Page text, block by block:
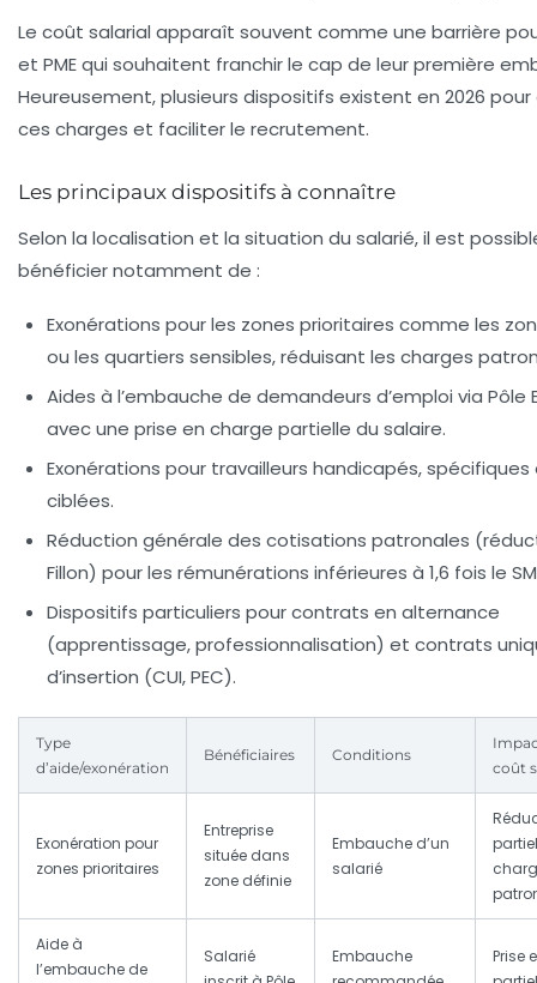
Le coût salarial apparaît souvent comme une barrière
et PME qui souhaitent franchir le cap de leur première
Heureusement, plusieurs dispositifs existent en 2026 pour
ces charges et faciliter le recrutement.
Les principaux dispositifs à connaître
Selon la localisation et la situation du salarié, il est
bénéficier notamment de :
Exonérations pour les zones prioritaires comme les
ou les quartiers sensibles, réduisant les charges
Aides à l’embauche de demandeurs d’emploi via Pôle
avec une prise en charge partielle du salaire.
Exonérations pour travailleurs handicapés, spécifiques
ciblées.
Réduction générale des cotisations patronales
Fillon) pour les rémunérations inférieures à 1,6 fois le
Dispositifs particuliers pour contrats en alternance
(apprentissage, professionnalisation) et contrats
d’insertion (CUI, PEC).
Type
d’aide/exonération
Bénéficiaires Conditions
coût
Exonération pour
zones prioritaires
Entreprise
située dans
zone définie
Embauche d’un
salarié
Aide à
l’embauche de
Salarié
Embauche
Prise